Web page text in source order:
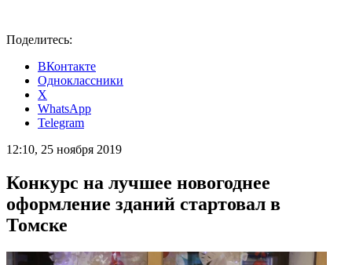
Поделитесь:
ВКонтакте
Одноклассники
X
WhatsApp
Telegram
12:10, 25 ноября 2019
Конкурс на лучшее новогоднее
оформление зданий стартовал в
Томске